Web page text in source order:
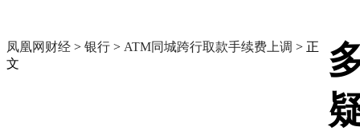
凤凰网财经 > 银行 > ATM同城跨行取款手续费上调 > 正
文